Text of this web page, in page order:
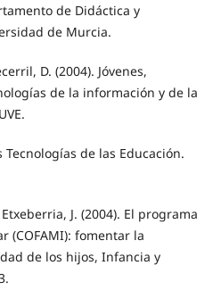
de Didáctica y
de Murcia.
D. (2004). Jóvenes,
de la información y de la
Tecnologías de las Educación.
J. (2004). El programa
(COFAMI): fomentar la
de los hijos, Infancia y